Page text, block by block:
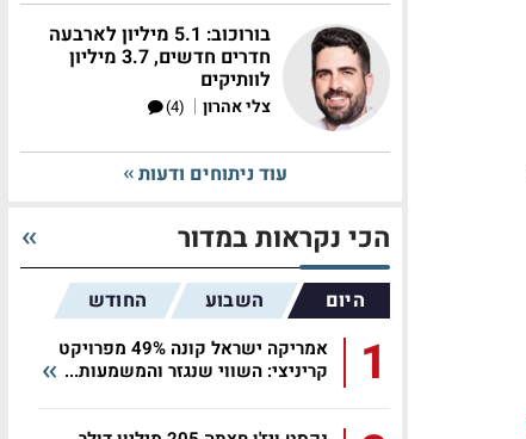
בורוכוב: 5.1 מיליון לארבעה
חדרים חדשים, 3.7 מיליון
לוותיקים
צלי אהרון |
(4)
עוד ניתוחים ודעות
הכי נקראות במדור
היום השבוע החודש
1
אמריקה ישראל קונה 49% מפרויקט
קריניצי: השווי שנגזר והמשמעות...